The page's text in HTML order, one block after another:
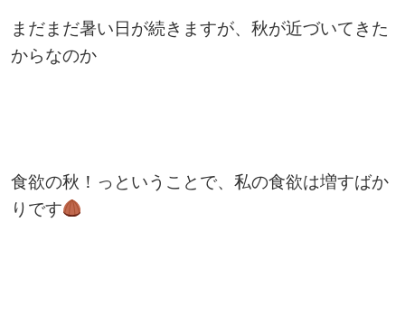
まだまだ暑い日が続きますが、秋が近づいてきた
からなのか
食欲の秋！っということで、私の食欲は増すばか
りです